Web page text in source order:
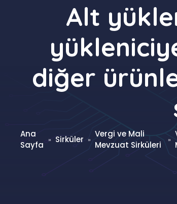
Alt
diğer
Ana
Sayfa » Sirküler »
Vergi ve Mali
Mevzuat Sirküleri
»